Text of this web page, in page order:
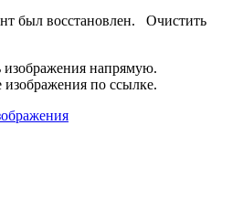
был восстановлен. Очистить
изображения напрямую.
изображения по ссылке.